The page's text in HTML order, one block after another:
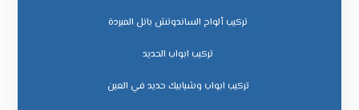
تركيب ألواح الساندوتش بانل المبردة
تركيب ابواب الحديد
تركيب ابواب وشبابيك حديد في العين